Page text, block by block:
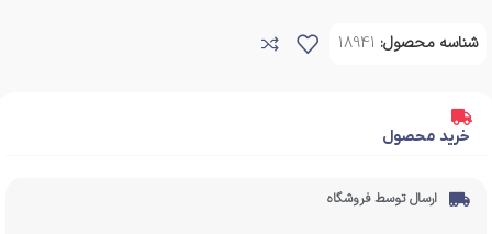
شناسه محصول: 18941
خرید محصول
ارسال توسط فروشگاه